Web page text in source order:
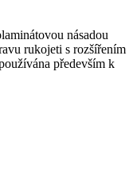
násadou
rukojeti s rozšířením
především k